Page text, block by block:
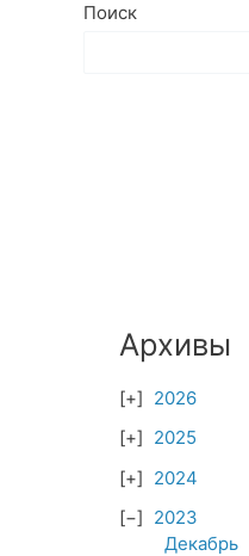
Поиск
Архивы
2026
2025
2024
2023
Декабрь